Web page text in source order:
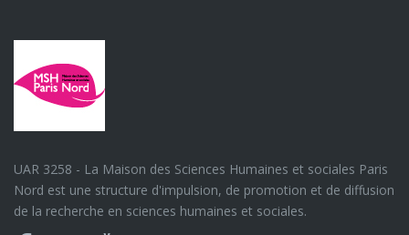
UAR 3258 - La Maison des Sciences Humaines et sociales Paris
Nord est une structure d'impulsion, de promotion et de diffusion
de la recherche en sciences humaines et sociales.